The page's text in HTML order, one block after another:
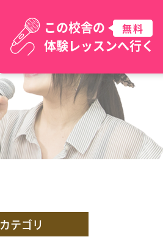
この校舎の 無料
体験レッスンへ行く
カテゴリ